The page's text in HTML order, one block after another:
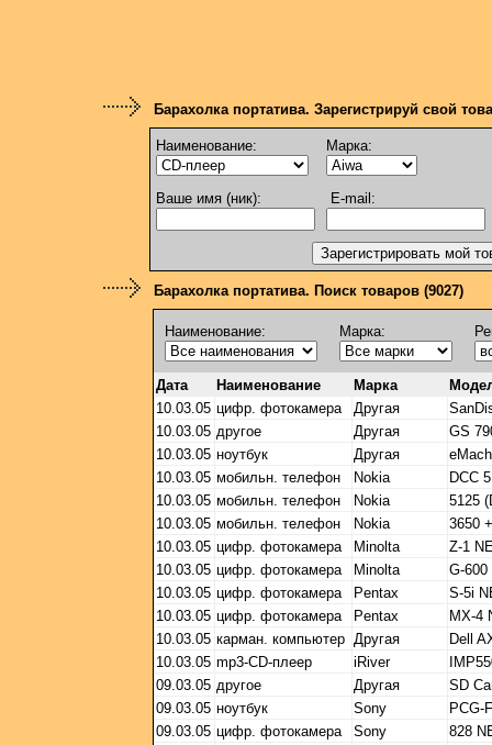
Барахолка портатива. Зарегистрируй свой
Наименование: Марка:
Ваше имя (ник): E-mail:
Барахолка портатива. Поиск товаров (9027)
Наименование: Марка:
Дата Наименование Марка
10.03.05 цифр. фотокамера Другая
10.03.05 другое Другая
GS
10.03.05 ноутбук Другая
10.03.05 мобильн. телефон Nokia
DCC
10.03.05 мобильн. телефон Nokia
5125
10.03.05 мобильн. телефон Nokia
3650
10.03.05 цифр. фотокамера Minolta
Z-1
10.03.05 цифр. фотокамера Minolta
G-600
10.03.05 цифр. фотокамера Pentax
S-5i
10.03.05 цифр. фотокамера Pentax
MX-4
10.03.05 карман. компьютер Другая
Dell
10.03.05 mp3-CD-плеер iRiver
09.03.05 другое Другая
SD
09.03.05 ноутбук Sony
PCG-
09.03.05 цифр. фотокамера Sony
828